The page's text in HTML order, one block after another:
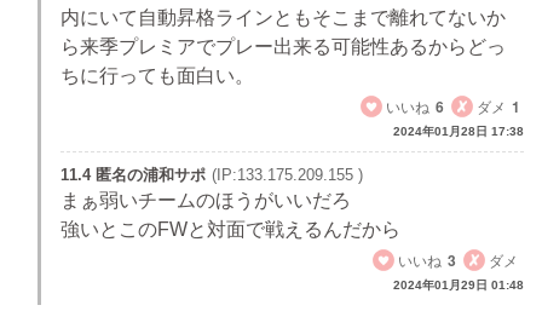
内にいて自動昇格ラインともそこまで離れてないか
ら来季プレミアでプレー出来る可能性あるからどっ
ちに行っても面白い。
いいね 6 ダメ 1
2024年01月28日 17:38
11.4 匿名の浦和サポ (IP:133.175.209.155 )
まぁ弱いチームのほうがいいだろ
強いとこのFWと対面で戦えるんだから
いいね 3 ダメ
2024年01月29日 01:48